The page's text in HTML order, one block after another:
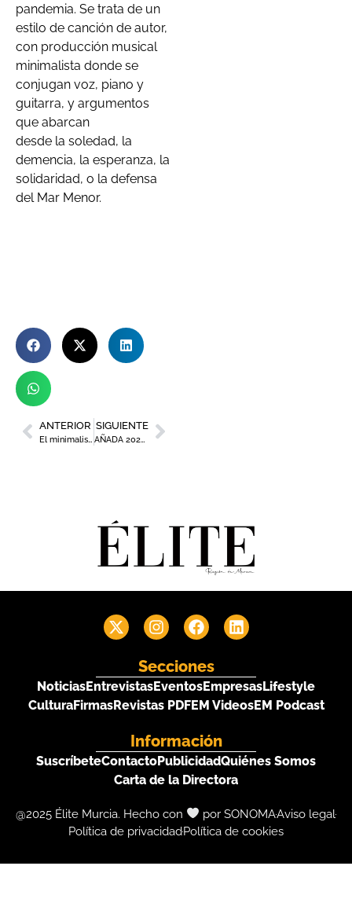
pandemia. Se trata de un
estilo de canción de autor,
con producción musical
minimalista donde se
conjugan voz, piano y
guitarra, y argumentos
que abarcan
desde la soledad, la
demencia, la esperanza, la
solidaridad, o la defensa
del Mar Menor.
ANTERIOR
El minimalismo como estilo de vida, by Ana García
SIGUIENTE
AÑADA 2020 EXCELENTE EN LA DOP JUMILLA
Secciones
NoticiasEntrevistasEventosEmpresasLifestyle
CulturaFirmasRevistas PDFEM VideosEM Podcast
Información
SuscríbeteContactoPublicidadQuiénes Somos
Carta de la Directora
@2025 Élite Murcia. Hecho con por SONOMAAviso legal
Política de privacidadPolítica de cookies